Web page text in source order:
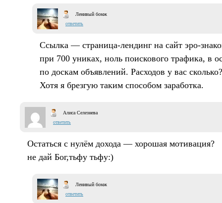
Ленивый бомж
ответить
Ссылка — страница-лендинг на сайт эро-
при 700 униках, ноль поискового трафика, в
по доскам объявлений. Расходов у вас сколько?
Хотя я брезгую таким способом заработка.
Алиса Селезнева
ответить
Остаться с нулём дохода — хорошая мотивация?
не дай Бог,тьфу тьфу:)
Ленивый бомж
ответить